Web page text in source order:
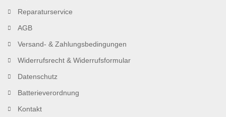
Reparaturservice
AGB
Versand- & Zahlungsbedingungen
Widerrufsrecht & Widerrufsformular
Datenschutz
Batterieverordnung
Kontakt